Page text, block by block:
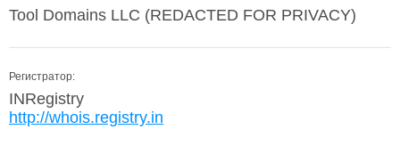
Tool Domains LLC (REDACTED FOR PRIVACY)
Регистратор:
INRegistry
http://whois.registry.in